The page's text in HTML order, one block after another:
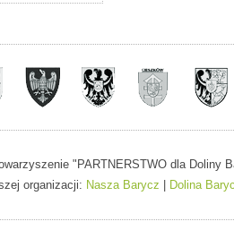
"PARTNERSTWO dla
organizacji: Nasza Barycz Dolina